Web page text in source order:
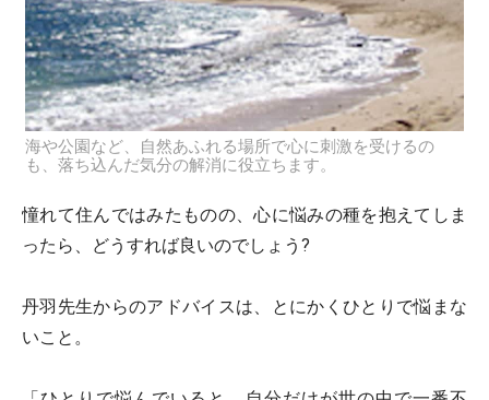
海や公園など、自然あふれる場所で心に刺激を受けるの
も、落ち込んだ気分の解消に役立ちます。
憧れて住んではみたものの、心に悩みの種を抱えてしま
ったら、どうすれば良いのでしょう?
丹羽先生からのアドバイスは、とにかくひとりで悩まな
いこと。